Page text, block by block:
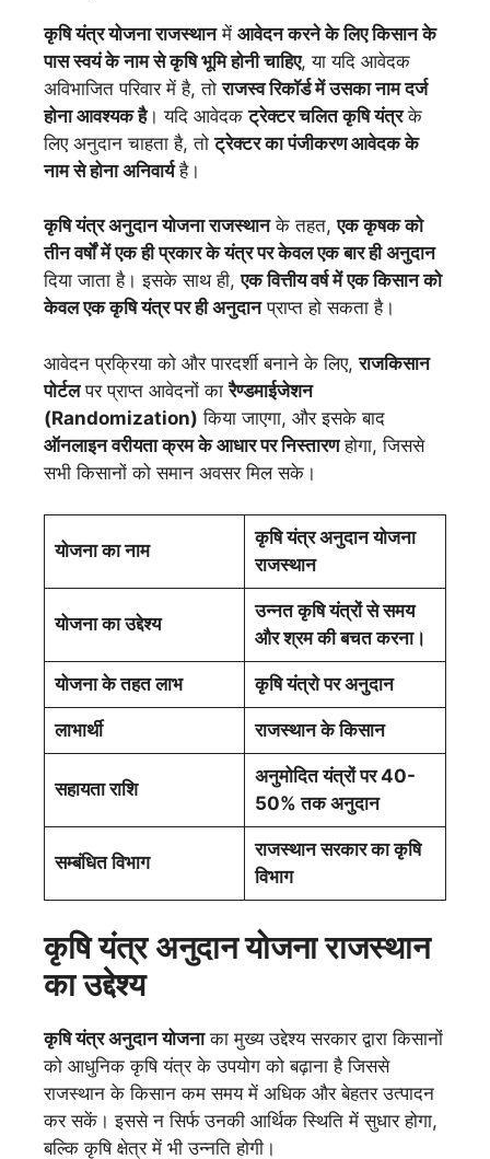
कृषि यंत्र योजना राजस्थानमें आवेदन करने के लिए किसान के
पास स्वयं के नाम से कृषि भूमि होनी चाहिए, या यदि आवेदक
अविभाजित परिवार में है, तोराजस्व रिकॉर्ड में उसका नाम दर्ज
होना आवश्यक है। यदि आवेदकट्रेक्टर चलित कृषि यंत्रके
लिए अनुदान चाहता है, तोट्रेक्टर का पंजीकरण आवेदक के
नाम से होना अनिवार्यहै।
कृषि यंत्र अनुदान योजना राजस्थानके तहत,एक कृषक को
तीन वर्षों में एक ही प्रकार के यंत्र पर केवल एक बार ही अनुदान
दिया जाता है। इसके साथ ही,एक वित्तीय वर्ष में एक किसान को
केवल एक कृषि यंत्र पर ही अनुदानप्राप्त हो सकता है।
आवेदन प्रक्रिया को और पारदर्शी बनाने के लिए,राजकिसान
पोर्टलपर प्राप्त आवेदनों कारैण्डमाईजेशन
(Randomization) किया जाएगा, और इसके बाद
ऑनलाइन वरीयता क्रम के आधार पर निस्तारणहोगा, जिससे
सभी किसानों को समान अवसर मिल सके।
योजना का नाम
कृषि यंत्र अनुदान योजना
राजस्थान
योजना का उद्देश्य
उन्नत कृषि यंत्रों से समय
और श्रम की बचत करना।
योजना के तहत लाभ कृषि यंत्रो पर अनुदान
लाभार्थी राजस्थान के किसान
सहायता राशि
अनुमोदित यंत्रों पर 40-
50% तक अनुदान
सम्बंधित विभाग
राजस्थान सरकार का कृषि
विभाग
कृषि यंत्र अनुदान योजना राजस्थान
का उद्देश्य
कृषि यंत्र अनुदान योजनाका मुख्य उद्देश्य सरकार द्वारा किसानों
को आधुनिक कृषि यंत्र के उपयोग को बढ़ाना है जिससे
राजस्थान के किसान कम समय में अधिक और बेहतर उत्पादन
कर सकें। इससे न सिर्फ उनकी आर्थिक स्थिति में सुधार होगा,
बल्कि कृषि क्षेत्र में भी उन्नति होगी।